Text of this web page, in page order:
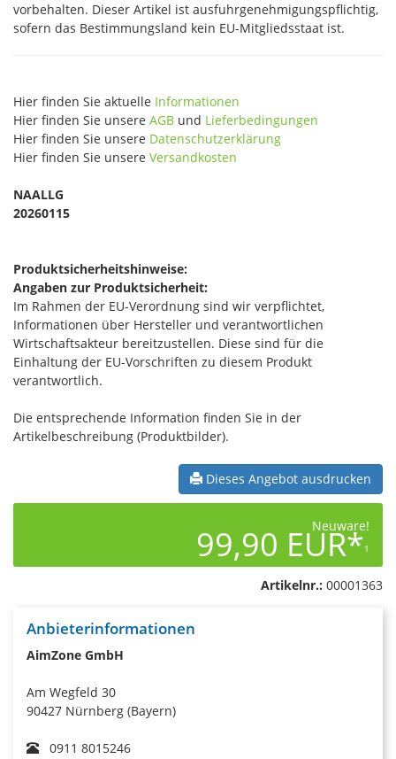
vorbehalten. Dieser Artikel ist ausfuhrgenehmigungspflichtig,
sofern das Bestimmungsland kein EU-Mitgliedsstaat ist.
Hier finden Sie aktuelle Informationen
Hier finden Sie unsere AGB und Lieferbedingungen
Hier finden Sie unsere Datenschutzerklärung
Hier finden Sie unsere Versandkosten
NAALLG
20260115
Produktsicherheitshinweise:
Angaben zur Produktsicherheit:
Im Rahmen der EU-Verordnung sind wir verpflichtet,
Informationen über Hersteller und verantwortlichen
Wirtschaftsakteur bereitzustellen. Diese sind für die
Einhaltung der EU-Vorschriften zu diesem Produkt
verantwortlich.
Die entsprechende Information finden Sie in der
Artikelbeschreibung (Produktbilder).
Dieses Angebot ausdrucken
Neuware!
99,90 EUR*1
Artikelnr.: 00001363
Anbieterinformationen
AimZone GmbH
Am Wegfeld 30
90427 Nürnberg (Bayern)
0911 8015246